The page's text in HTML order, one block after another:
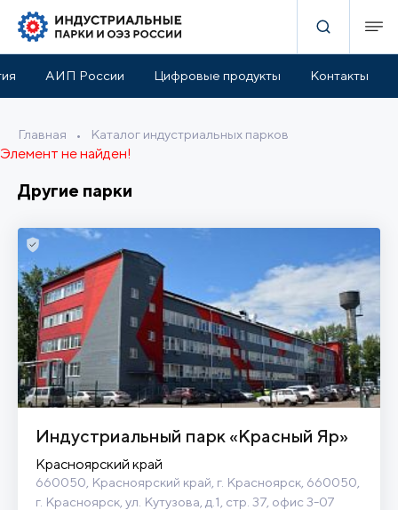
АИП России Цифровые продукты Контакты
Главная • Каталог индустриальных парков
Элемент не найден!
Другие парки
Индустриальный парк «Красный Яр»
Красноярский край
660050, Красноярский край, г. Красноярск, 660050,
г. Красноярск, ул. Кутузова, д.1, стр. 37, офис 3-07